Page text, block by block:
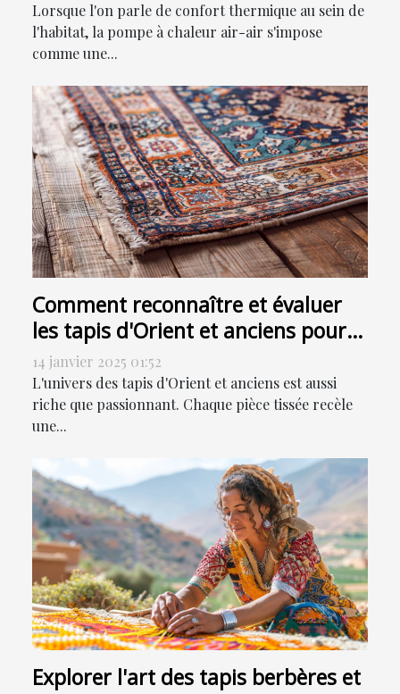
Lorsque l'on parle de confort thermique au sein de
l'habitat, la pompe à chaleur air-air s'impose
comme une...
Comment reconnaître et évaluer
les tapis d'Orient et anciens pour
la vente
14 janvier 2025 01:52
L'univers des tapis d'Orient et anciens est aussi
riche que passionnant. Chaque pièce tissée recèle
une...
Explorer l'art des tapis berbères et